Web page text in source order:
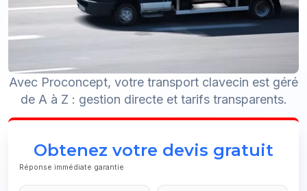
Avec Proconcept, votre transport clavecin est géré
de A à Z : gestion directe et tarifs transparents.
Obtenez votre devis gratuit
Réponse immédiate garantie